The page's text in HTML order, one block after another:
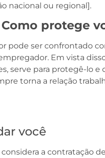
nacional ou regional].
protege
pode ser confrontado
Em vista
serve para protegê-lo e
torna a relação
você
a contratação